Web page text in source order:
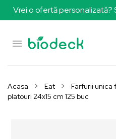
Vrei o ofertă

Acasa Eat Farfurii unica
platouri 24x15 cm 125 buc